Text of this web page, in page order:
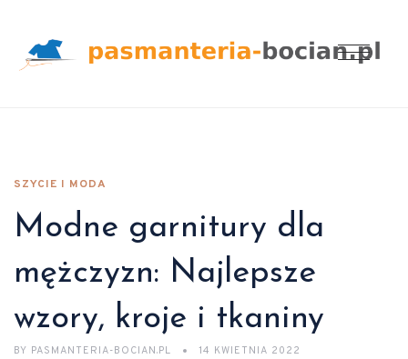
SZYCIE I MODA
Modne garnitury dla
mężczyzn: Najlepsze
wzory, kroje i tkaniny
BY PASMANTERIA-BOCIAN.PL 14 KWIETNIA 2022